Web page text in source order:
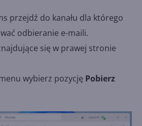
przejdź do kanału dla którego
odbieranie e-maili.
się w prawej stronie
wybierz pozycję Pobierz